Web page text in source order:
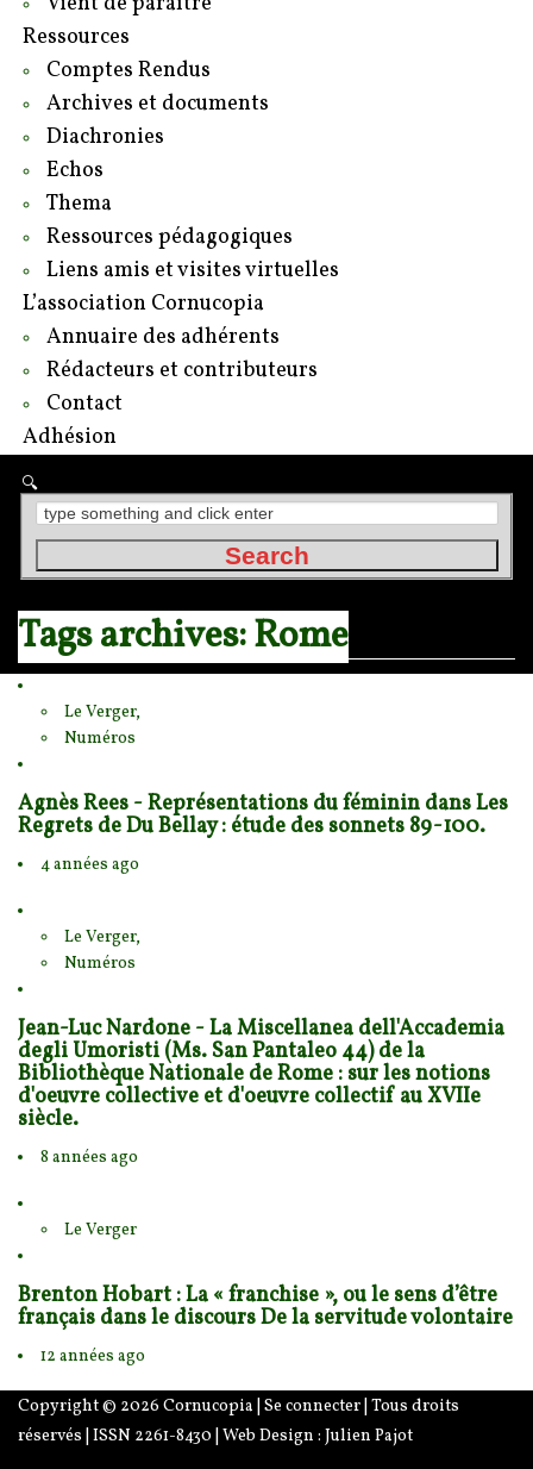
Ressources
Comptes Rendus
Archives et documents
Diachronies
Echos
Thema
Ressources pédagogiques
Liens amis et visites virtuelles
L’association Cornucopia
Annuaire des adhérents
Rédacteurs et contributeurs
Contact
Adhésion
Tags archives: Rome
Le Verger,
Numéros
Agnès Rees - Représentations du féminin dans Les
Regrets de Du Bellay : étude des sonnets 89-100.
4 années ago
Le Verger,
Numéros
Jean-Luc Nardone - La Miscellanea dell'Accademia
degli Umoristi (Ms. San Pantaleo 44) de la
Bibliothèque Nationale de Rome : sur les notions
d'oeuvre collective et d'oeuvre collectif au XVIIe
siècle.
8 années ago
Le Verger
Brenton Hobart : La « franchise », ou le sens d’être
français dans le discours De la servitude volontaire
12 années ago
Copyright © 2026 Cornucopia Se connecter | Tous droits
réservés | ISSN 2261-8430 | Web Design : Julien Pajot